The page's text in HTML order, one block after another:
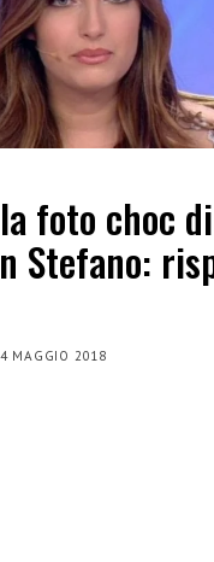
foto choc
Stefano:
MAGGIO 2018